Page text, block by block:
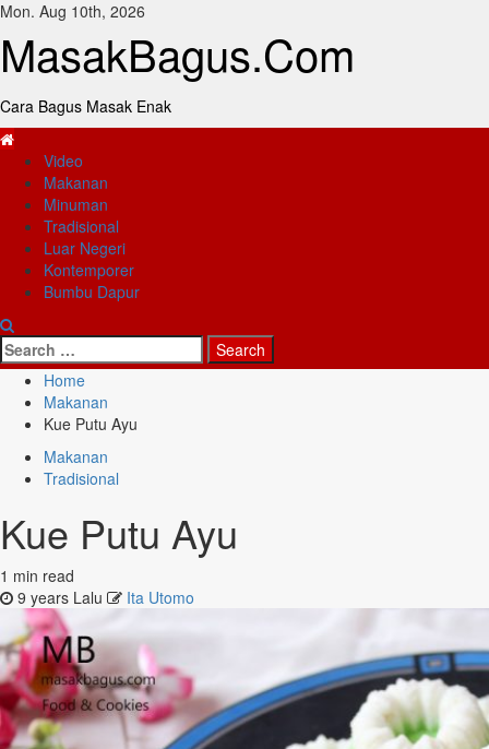
Skip
content
Mon. Aug 10th, 2026
MasakBagus.Com
Cara Bagus Masak Enak
Primary
Menu
Video
Makanan
Minuman
Tradisional
Luar Negeri
Kontemporer
Bumbu Dapur
Search
for:
Home
Makanan
Kue Putu Ayu
Makanan
Tradisional
Kue Putu Ayu
1 min read
9 years Lalu
Ita Utomo